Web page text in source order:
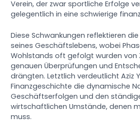
Verein, der zwar sportliche Erfolge
gelegentlich in eine schwierige
Diese Schwankungen reflektieren
seines Geschäftslebens, wobei
Wohlstands oft gefolgt wurden von
genauen Überprüfungen und
drängten. Letztlich verdeutlicht Aziz
Finanzgeschichte die dynamische
Geschäftserfolgen und den
wirtschaftlichen Umstände, denen
muss.